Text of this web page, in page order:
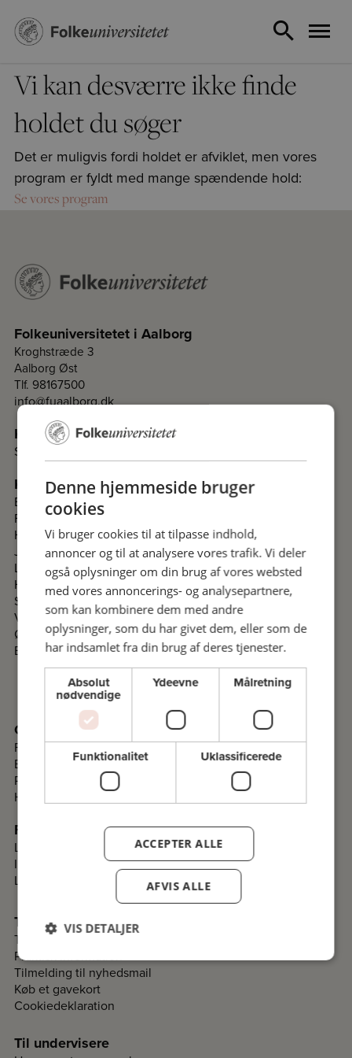
Vi kan desværre ikke finde
holdet du søger
Det er muligvis fordi holdet er afviklet, men vores
program er fyldt med mange spændende hold:
Se vores program
Folkeuniversitetet i Aalborg
Kroghstræde 3
Aalborg Øst
Tlf. 98167500
info@fuaalborg.dk
Kontakt
Sekretariat
Kontakt komiteer i Nordjylland
Brønderslev
Frederikshavn
Hjørring
Jammerbugt
Læsø
Hobro- og Mariagerfjord
Skagen
Vesthimmerland
Østhimmerland
Bornholm
Om Folkeuniversitetet
Fakta
Bestyrelse
Programråd
Historie
Folkeuniversitetskomitéer
Lav en komité i dit lokalområde
Information til komiteer
Login til komitéer
Til deltagere
Tilmelding og betaling
Praktisk information
Tilmelding til nyhedsmail
Køb et gavekort
Cookiedeklaration
Til undervisere
Denne hjemmeside bruger
cookies
Vi bruger cookies til at tilpasse indhold,
annoncer og til at analysere vores trafik. Vi deler
også oplysninger om din brug af vores websted
med vores annoncerings- og analysepartnere,
som kan kombinere dem med andre
oplysninger, som du har givet dem, eller som de
har indsamlet fra din brug af deres tjenester.
Absolut
nødvendige
Ydeevne Målretning
Funktionalitet Uklassificerede
ACCEPTER ALLE
AFVIS ALLE
VIS DETALJER